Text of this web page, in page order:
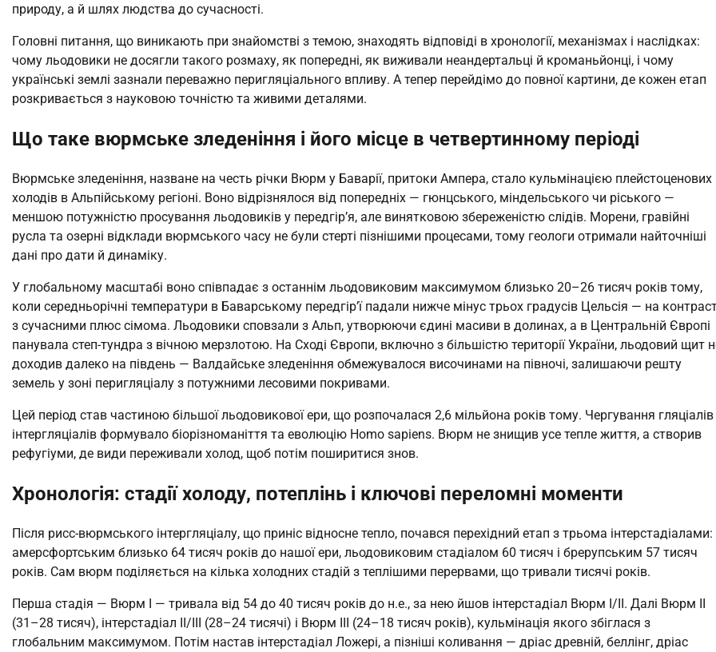
природу, а й шлях людства до сучасності.
Головні питання, що виникають при знайомстві з темою, знаходять відповіді в хронології, механізмах і наслідках:
чому льодовики не досягли такого розмаху, як попередні, як виживали неандертальці й кроманьйонці, і чому
українські землі зазнали переважно перигляціального впливу. А тепер перейдімо до повної картини, де кожен етап
розкривається з науковою точністю та живими деталями.
Що таке вюрмське зледеніння і його місце в четвертинному періоді
Вюрмське зледеніння, назване на честь річки Вюрм у Баварії, притоки Ампера, стало кульмінацією плейстоценових
холодів в Альпійському регіоні. Воно відрізнялося від попередніх — гюнцського, міндельського чи ріського —
меншою потужністю просування льодовиків у передгір’я, але винятковою збереженістю слідів. Морени, гравійні
русла та озерні відклади вюрмського часу не були стерті пізнішими процесами, тому геологи отримали найточніші
дані про дати й динаміку.
У глобальному масштабі воно співпадає з останнім льодовиковим максимумом близько 20–26 тисяч років тому,
коли середньорічні температури в Баварському передгір’ї падали нижче мінус трьох градусів Цельсія — на
з сучасними плюс сімома. Льодовики сповзали з Альп, утворюючи єдині масиви в долинах, а в Центральній Європі
панувала степ-тундра з вічною мерзлотою. На Сході Європи, включно з більшістю території України, льодовий щит
доходив далеко на південь — Валдайське зледеніння обмежувалося височинами на півночі, залишаючи решту
земель у зоні перигляціалу з потужними лесовими покривами.
Цей період став частиною більшої льодовикової ери, що розпочалася 2,6 мільйона років тому. Чергування гляціалів
інтергляціалів формувало біорізноманіття та еволюцію Homo sapiens. Вюрм не знищив усе тепле життя, а створив
рефугіуми, де види переживали холод, щоб потім поширитися знов.
Хронологія: стадії холоду, потеплінь і ключові переломні моменти
Після рисс-вюрмського інтергляціалу, що приніс відносне тепло, почався перехідний етап з трьома інтерстадіалами:
амерсфортським близько 64 тисяч років до нашої ери, льодовиковим стадіалом 60 тисяч і брерупським 57 тисяч
років. Сам вюрм поділяється на кілька холодних стадій з теплішими перервами, що тривали тисячі років.
Перша стадія — Вюрм I — тривала від 54 до 40 тисяч років до н.е., за нею йшов інтерстадіал Вюрм I/II. Далі Вюрм II
(31–28 тисяч), інтерстадіал II/III (28–24 тисячі) і Вюрм III (24–18 тисяч років), кульмінація якого збіглася з
глобальним максимумом. Потім настав інтерстадіал Ложері, а пізніші коливання — дріас древній, беллінг, дріас